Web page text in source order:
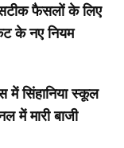
फैसलों के लिए
के नए नियम
सिंहानिया स्कूल
में मारी बाजी